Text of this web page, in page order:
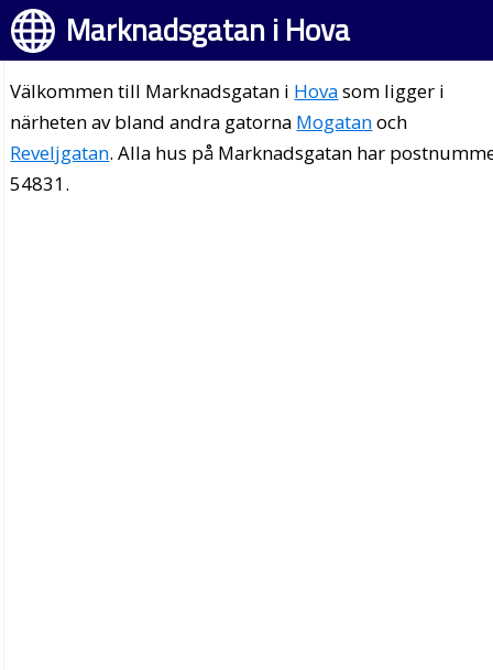
Marknadsgatan i Hova
Välkommen till Marknadsgatan i Hovasom ligger i
närheten av bland andra gatorna Mogatanoch
Reveljgatan. Alla hus på Marknadsgatan har
54831.